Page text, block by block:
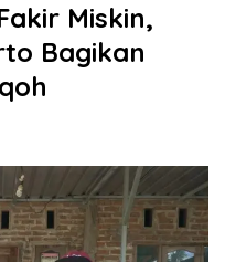
Miskin,
Bagikan